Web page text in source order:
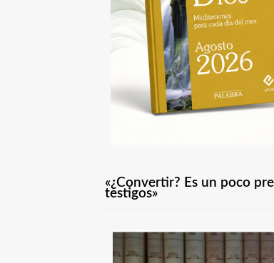
«¿Convertir? Es un poco
testigos»